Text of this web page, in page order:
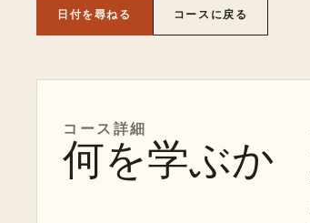
日付を尋ねる コースに戻る
コース詳細
何を学ぶか